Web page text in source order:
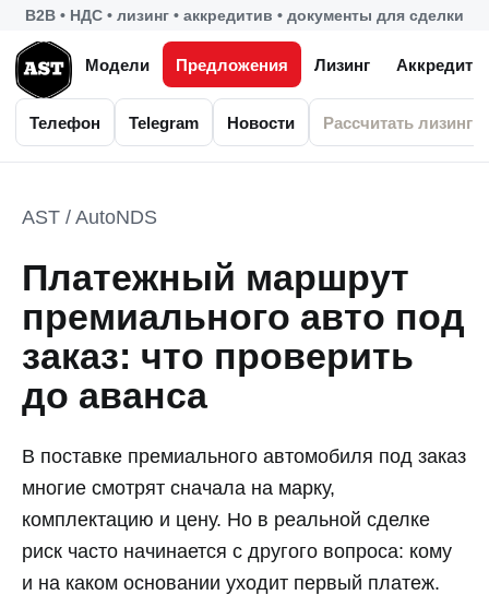
B2B • НДС • лизинг • аккредитив • документы для сделки
Модели Предложения Лизинг
Телефон Telegram Новости Рассчитать лизинг
AST / AutoNDS
Платежный маршрут
премиального авто под
заказ: что проверить
до аванса
В поставке премиального автомобиля под заказ
многие смотрят сначала на марку,
комплектацию и цену. Но в реальной сделке
риск часто начинается с другого вопроса: кому
и на каком основании уходит первый платеж.